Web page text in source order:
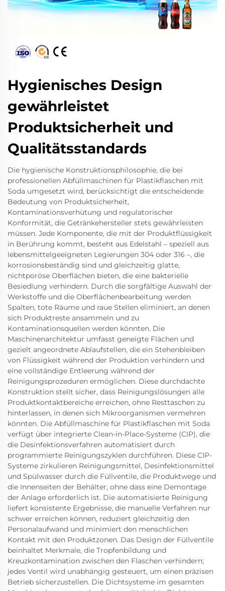
Hygienisches Design
gewährleistet
Produktsicherheit und
Qualitätsstandards
Die hygienische Konstruktionsphilosophie, die bei
professionellen Abfüllmaschinen für Plastikflaschen mit
Soda umgesetzt wird, berücksichtigt die entscheidende
Bedeutung von Produktsicherheit,
Kontaminationsverhütung und regulatorischer
Konformität, die Getränkehersteller stets gewährleisten
müssen. Jede Komponente, die mit der Produktflüssigkeit
in Berührung kommt, besteht aus Edelstahl – speziell aus
lebensmittelgeeigneten Legierungen 304 oder 316 –, die
korrosionsbeständig sind und gleichzeitig glatte,
nichtporöse Oberflächen bieten, die eine bakterielle
Besiedlung verhindern. Durch die sorgfältige Auswahl der
Werkstoffe und die Oberflächenbearbeitung werden
Spalten, tote Räume und raue Stellen eliminiert, an denen
sich Produktreste ansammeln und zu
Kontaminationsquellen werden könnten. Die
Maschinenarchitektur umfasst geneigte Flächen und
gezielt angeordnete Ablaufstellen, die ein Stehenbleiben
von Flüssigkeit während der Produktion verhindern und
eine vollständige Entleerung während der
Reinigungsprozeduren ermöglichen. Diese durchdachte
Konstruktion stellt sicher, dass Reinigungslösungen alle
Produktkontaktbereiche erreichen, ohne Resttaschen zu
hinterlassen, in denen sich Mikroorganismen vermehren
könnten. Die Abfüllmaschine für Plastikflaschen mit Soda
verfügt über integrierte Clean-in-Place-Systeme (CIP), die
die Desinfektionsverfahren automatisiert durch
programmierte Reinigungszyklen durchführen. Diese CIP-
Systeme zirkulieren Reinigungsmittel, Desinfektionsmittel
und Spülwasser durch die Füllventile, die Produktwege und
die Innenseiten der Behälter, ohne dass eine Demontage
der Anlage erforderlich ist. Die automatisierte Reinigung
liefert konsistente Ergebnisse, die manuelle Verfahren nur
schwer erreichen können, reduziert gleichzeitig den
Personalaufwand und minimiert den menschlichen
Kontakt mit den Produktzonen. Das Design der Füllventile
beinhaltet Merkmale, die Tropfenbildung und
Kreuzkontamination zwischen den Flaschen verhindern;
jedes Ventil wird unabhängig gesteuert, um einen präzisen
Betrieb sicherzustellen. Die Dichtsysteme im gesamten